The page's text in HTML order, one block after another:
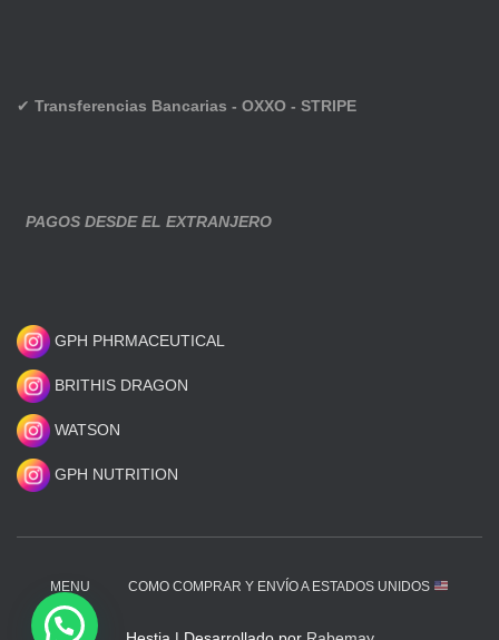
✔ Transferencias Bancarias - OXXO - STRIPE
PAGOS DESDE EL EXTRANJERO
GPH PHRMACEUTICAL
BRITHIS DRAGON
WATSON
GPH NUTRITION
MENU COMO COMPRAR Y ENVÍO A ESTADOS UNIDOS